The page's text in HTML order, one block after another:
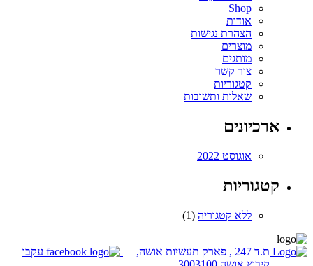
Shop
אודות
הצהרת נגישות
מוצרים
מותגים
צור קשר
קטגוריות
שאלות ותשובות
ארכיונים
אוגוסט 2022
קטגוריות
ללא קטגוריה (1)
ת.ד 247 , פארק תעשיות אושה,
עקבו